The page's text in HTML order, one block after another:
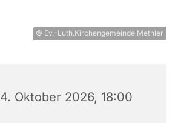
© Ev.-Luth.Kirchengemeinde Methler
Oktober 2026, 18:00